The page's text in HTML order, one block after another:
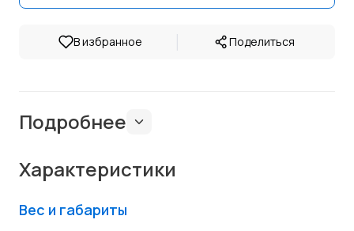
В избранное | Поделиться
Подробнее
Характеристики
Вес и габариты